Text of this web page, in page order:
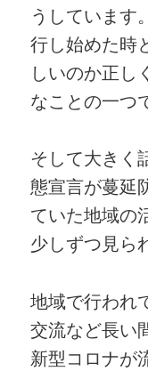
うしています
行し始めた時
しいのか正し
なことの一つ
そして大きく
態宣言が蔓延
ていた地域の
少しずつ見ら
地域で行われ
交流など長い
新型コロナが